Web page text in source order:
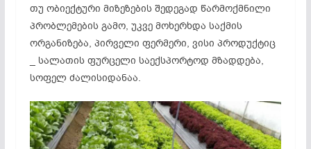
თუ ობიექტური მიზეზების შედეგად წარმოქმნილი
პრობლემების გამო, უკვე მოხერხდა საქმის
ორგანიზება, პირველი ფერმერი, ვისი პროდუქტიც
_ სალათის ფურცელი საექსპორტოდ მზადდება,
სოფელ ძალისიდანაა.